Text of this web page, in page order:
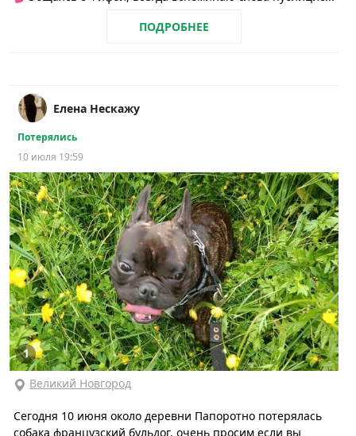
ПОДРОБНЕЕ
Елена Нескажу
Потерялись
10 июля 19:59
1
Великий Новгород
Сегодня 10 июня около деревни Папоротно потерялась
собака французский бульдог, очень просим если вы